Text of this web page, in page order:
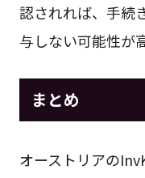
認されれば、手続
与しない可能性が
まとめ
オーストリアの